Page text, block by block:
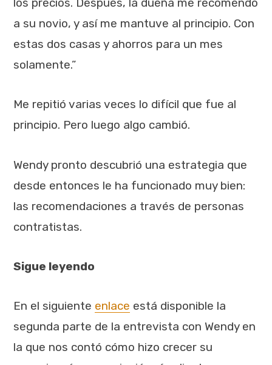
a su novio, y así me mantuve al principio. Con
estas dos casas y ahorros para un mes
solamente.”
Me repitió varias veces lo difícil que fue al
principio. Pero luego algo cambió.
Wendy pronto descubrió una estrategia que
desde entonces le ha funcionado muy bien:
las recomendaciones a través de personas
contratistas.
Sigue leyendo
En el siguiente enlace está disponible la
segunda parte de la entrevista con Wendy en
la que nos contó cómo hizo crecer su